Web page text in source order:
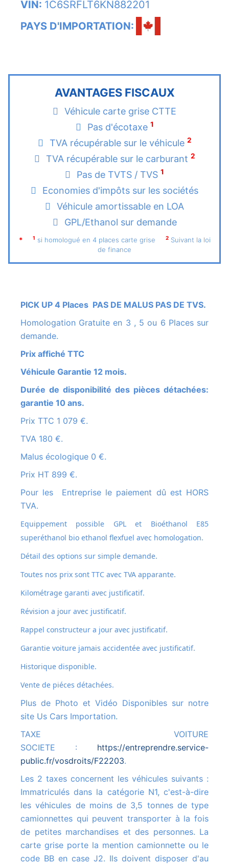
VIN: 1C6SRFLT6KN882201
PAYS D'IMPORTATION:
AVANTAGES FISCAUX
Véhicule carte grise CTTE
Pas d'écotaxe 1
TVA récupérable sur le véhicule 2
TVA récupérable sur le carburant 2
Pas de TVTS / TVS 1
Economies d'impôts sur les sociétés
Véhicule amortissable en LOA
GPL/Ethanol sur demande
* 1 si homologué en 4 places carte grise 2 Suivant la loi
de finance
PICK UP 4 Places PAS DE MALUS PAS DE TVS.
Homologation Gratuite en 3 , 5 ou 6 Places sur
demande.
Prix affiché TTC
Véhicule Garantie 12 mois.
Durée de disponibilité des pièces détachées:
garantie 10 ans.
Prix TTC 1 079 €.
TVA 180 €.
Malus écologique 0 €.
Prix HT 899 €.
Pour les Entreprise le paiement dû est HORS
TVA.
Equippement possible GPL et Bioéthanol E85
superéthanol bio ethanol flexfuel avec homologation.
Détail des options sur simple demande.
Toutes nos prix sont TTC avec TVA apparante.
Kilométrage garanti avec justificatif.
Révision a jour avec justificatif.
Rappel constructeur a jour avec justificatif.
Garantie voiture jamais accidentée avec justificatif.
Historique disponible.
Vente de piéces détachées.
Plus de Photo et Vidéo Disponibles sur notre
site Us Cars Importation.
TAXE VOITURE
SOCIETE : https://entreprendre.service-
public.fr/vosdroits/F22203.
Les 2 taxes concernent les véhicules suivants :
Immatriculés dans la catégorie N1, c'est-à-dire
les véhicules de moins de 3,5 tonnes de type
camionnettes qui peuvent transporter à la fois
de petites marchandises et des personnes. La
carte grise porte la mention camionnette ou le
code BB en case J2. Ils doivent disposer d'au